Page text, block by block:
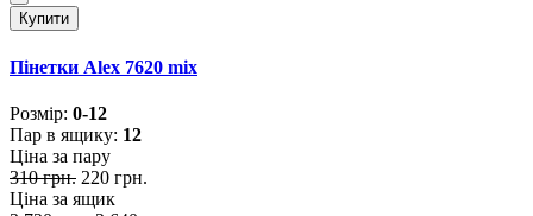
Купити
Пінетки Alex 7620 mix
Розмiр: 0-12
Пар в ящику: 12
Ціна за пару
310 грн. 220 грн.
Ціна за ящик